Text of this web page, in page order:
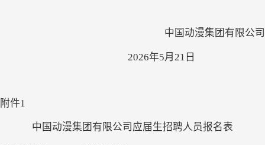
中国动漫集团 有限公司
2026年5月 21 日
附件1
中国动漫集团有限公司应届生招聘人员报名表